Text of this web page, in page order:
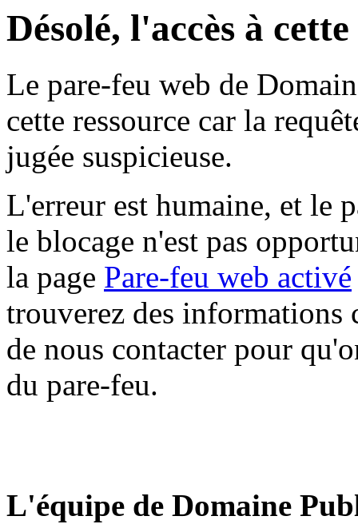
Désolé, l'accès à
Le pare-feu web de
cette ressource car la
jugée suspicieuse.
L'erreur est humaine, et le
le blocage n'est pas
la page Pare-feu web activé
trouverez des informations
de nous contacter pour
du pare-feu.
L'équipe de Domaine